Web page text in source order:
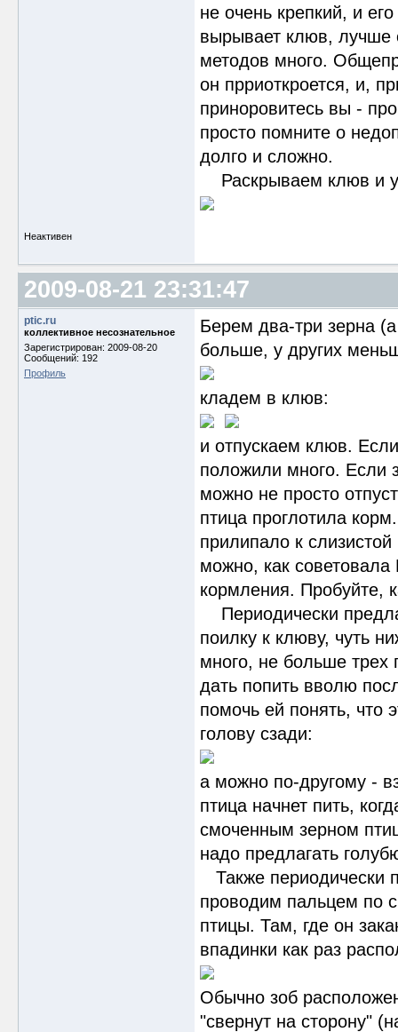
не очень крепкий, и
вырывает клюв, лучше
методов много.
он прриоткроется, и,
приноровитесь вы -
просто помните о
долго и сложно.
Раскрываем клюв и
Неактивен
2009-08-21 23:31:47
ptic.ru
коллективное несознательное
Зарегистрирован: 2009-08-20
Сообщений: 192
Профиль
Берем два-три зерна
больше, у других
кладем в клюв:
и отпускаем клюв.
положили много. Если
можно не просто
птица проглотила
прилипало к
можно, как советовала
кормления. Пробуйте,
Периодически
поилку к клюву, чуть
много, не больше трех
дать попить вволю
помочь ей понять, что
голову сзади:
а можно по-другому -
птица начнет пить,
смоченным зерном
надо предлагать
Также периодически
проводим пальцем по
птицы. Там, где он
впадинки как раз
Обычно зоб
"свернут на сторону"